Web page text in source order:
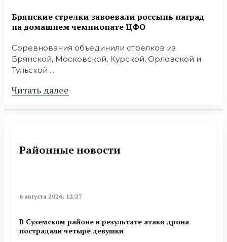
Брянские стрелки завоевали россыпь наград
на домашнем чемпионате ЦФО
Соревнования объединили стрелков из
Брянской, Московской, Курской, Орловской и
Тульской ...
Читать далее
Районные новости
6 августа 2026, 12:27
В Суземском районе в результате атаки дрона
пострадали четыре девушки